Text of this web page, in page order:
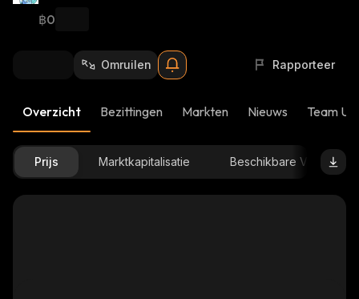
8
฿0
Omruilen Rapporteer
Overzicht Bezittingen Markten Nieuws Team
Prijs Marktkapitalisatie Beschikbare Voorraad